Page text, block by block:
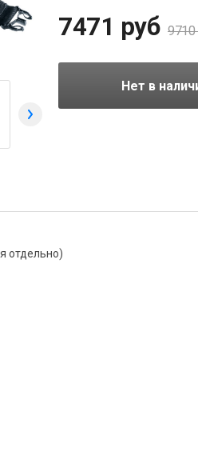
7471 руб 9710
Нет в
отдельно)